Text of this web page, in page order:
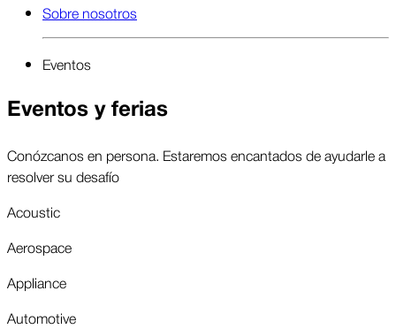
Sobre nosotros
Eventos
Eventos y ferias
Conózcanos en persona. Estaremos encantados de ayudarle a
resolver su desafío
Acoustic
Aerospace
Appliance
Automotive